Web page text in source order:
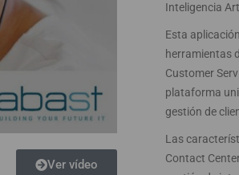
Ver vídeo
Inteligencia
Esta
herramientas
Customer
plataforma
gestión de
Las
Contact